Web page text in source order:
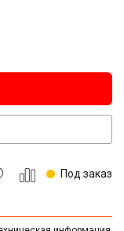
Под заказ